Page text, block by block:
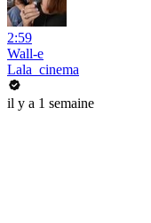
2:59
Wall-e
Lala_cinema
il y a 1 semaine